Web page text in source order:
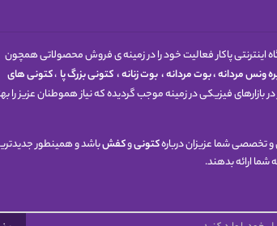
فروشگاه اینترنتی پاکار فعالیت خود را در زمینه ی فروش محصولاتی همچون
ونس مردانه،بوت مردانه،بوت زنانه،کتونیبزرگ پا ،کتونی های
فیزیکی در زمینه موجب گردیده که نیاز هموطنان عزیز را
و تخصصی شما عزیزان دربارهکتونیوکفشباشد و همینطور
ارائه بدهند.